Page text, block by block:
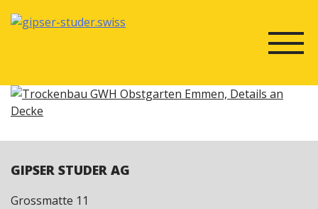
Skip
BEITRAGSNAVIGATION
GIPSER STUDER AG
Grossmatte 11